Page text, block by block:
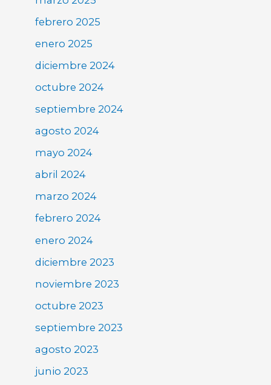
febrero 2025
enero 2025
diciembre 2024
octubre 2024
septiembre 2024
agosto 2024
mayo 2024
abril 2024
marzo 2024
febrero 2024
enero 2024
diciembre 2023
noviembre 2023
octubre 2023
septiembre 2023
agosto 2023
junio 2023